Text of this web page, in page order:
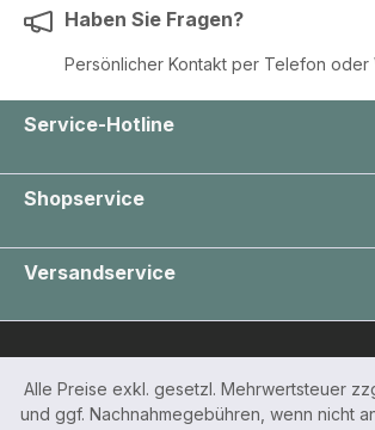
Haben Sie Fragen?
Persönlicher Kontakt per Telefon oder
Service-Hotline
Shopservice
Versandservice
Alle Preise exkl. gesetzl. Mehrwertsteuer
und ggf. Nachnahmegebühren, wenn nicht